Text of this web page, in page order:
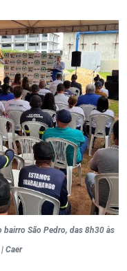
bairro São Pedro, das 8h30 às
Caer